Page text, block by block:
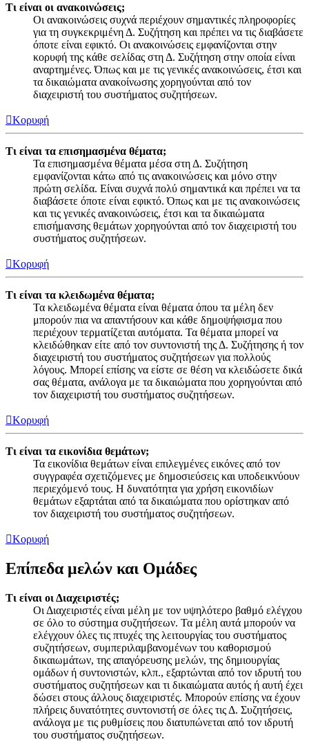
Τι είναι οι ανακοινώσεις;
Οι ανακοινώσεις συχνά περιέχουν σημαντικές πληροφορίες
για τη συγκεκριμένη Δ. Συζήτηση και πρέπει να τις διαβάσετε
όποτε είναι εφικτό. Οι ανακοινώσεις εμφανίζονται στην
κορυφή της κάθε σελίδας στη Δ. Συζήτηση στην οποία είναι
αναρτημένες. Όπως και με τις γενικές ανακοινώσεις, έτσι και
τα δικαιώματα ανακοίνωσης χορηγούνται από τον
διαχειριστή του συστήματος συζητήσεων.
Κορυφή
Τι είναι τα επισημασμένα θέματα;
Τα επισημασμένα θέματα μέσα στη Δ. Συζήτηση
εμφανίζονται κάτω από τις ανακοινώσεις και μόνο στην
πρώτη σελίδα. Είναι συχνά πολύ σημαντικά και πρέπει να τα
διαβάσετε όποτε είναι εφικτό. Όπως και με τις ανακοινώσεις
και τις γενικές ανακοινώσεις, έτσι και τα δικαιώματα
επισήμανσης θεμάτων χορηγούνται από τον διαχειριστή του
συστήματος συζητήσεων.
Κορυφή
Τι είναι τα κλειδωμένα θέματα;
Τα κλειδωμένα θέματα είναι θέματα όπου τα μέλη δεν
μπορούν πια να απαντήσουν και κάθε δημοψήφισμα που
περιέχουν τερματίζεται αυτόματα. Τα θέματα μπορεί να
κλειδώθηκαν είτε από τον συντονιστή της Δ. Συζήτησης ή τον
διαχειριστή του συστήματος συζητήσεων για πολλούς
λόγους. Μπορεί επίσης να είστε σε θέση να κλειδώσετε δικά
σας θέματα, ανάλογα με τα δικαιώματα που χορηγούνται από
τον διαχειριστή του συστήματος συζητήσεων.
Κορυφή
Τι είναι τα εικονίδια θεμάτων;
Τα εικονίδια θεμάτων είναι επιλεγμένες εικόνες από τον
συγγραφέα σχετιζόμενες με δημοσιεύσεις και υποδεικνύουν
περιεχόμενό τους. Η δυνατότητα για χρήση εικονιδίων
θεμάτων εξαρτάται από τα δικαιώματα που ορίστηκαν από
τον διαχειριστή του συστήματος συζητήσεων.
Κορυφή
Επίπεδα μελών και Ομάδες
Τι είναι οι Διαχειριστές;
Οι Διαχειριστές είναι μέλη με τον υψηλότερο βαθμό ελέγχου
σε όλο το σύστημα συζητήσεων. Τα μέλη αυτά μπορούν να
ελέγχουν όλες τις πτυχές της λειτουργίας του συστήματος
συζητήσεων, συμπεριλαμβανομένων του καθορισμού
δικαιωμάτων, της απαγόρευσης μελών, της δημιουργίας
ομάδων ή συντονιστών, κλπ., εξαρτώνται από τον ιδρυτή του
συστήματος συζητήσεων και τι δικαιώματα αυτός ή αυτή έχει
δώσει στους άλλους διαχειριστές. Μπορούν επίσης να έχουν
πλήρεις δυνατότητες συντονιστή σε όλες τις Δ. Συζητήσεις,
ανάλογα με τις ρυθμίσεις που διατυπώνεται από τον ιδρυτή
του συστήματος συζητήσεων.